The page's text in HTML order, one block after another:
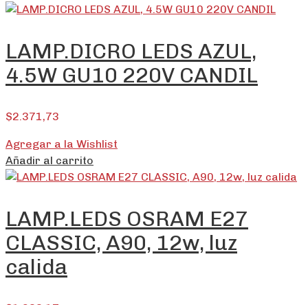
LAMP.DICRO LEDS AZUL,
4.5W GU10 220V CANDIL
$2.371,73
Agregar a la Wishlist
Añadir al carrito
LAMP.LEDS OSRAM E27
CLASSIC, A90, 12w, luz
calida